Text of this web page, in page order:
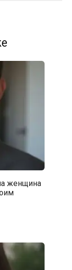
женщина